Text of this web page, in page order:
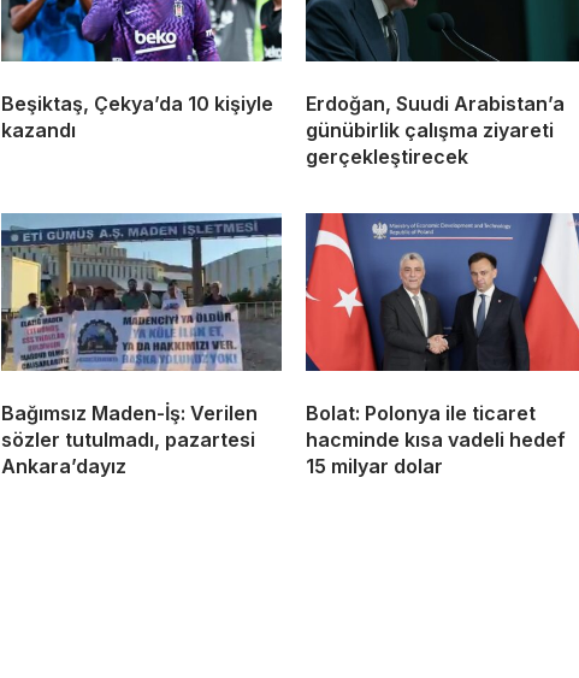
Beşiktaş, Çekya’da 10 kişiyle
kazandı
Erdoğan, Suudi Arabistan’a
günübirlik çalışma ziyareti
gerçekleştirecek
Bağımsız Maden-İş: Verilen
sözler tutulmadı, pazartesi
Ankara’dayız
Bolat: Polonya ile ticaret
hacminde kısa vadeli hedef
15 milyar dolar